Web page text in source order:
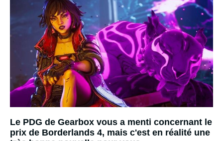
Le PDG de Gearbox vous a menti concernant le
prix de Borderlands 4, mais c'est en réalité une